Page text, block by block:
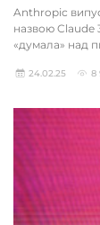
Anthropic
назвою Claude
«думала» над
24.02.25 8